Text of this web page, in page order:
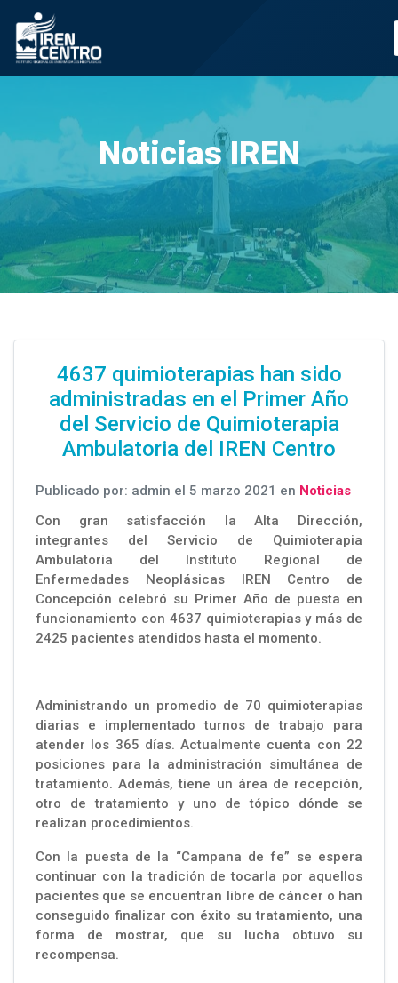
Prueba
Noticias IREN
4637 quimioterapias han sido
administradas en el Primer Año
del Servicio de Quimioterapia
Ambulatoria del IREN Centro
Publicado por: admin el 5 marzo 2021 en Noticias
Con gran satisfacción la Alta Dirección,
integrantes del Servicio de Quimioterapia
Ambulatoria del Instituto Regional de
Enfermedades Neoplásicas IREN Centro de
Concepción celebró su Primer Año de puesta en
funcionamiento con 4637 quimioterapias y más de
2425 pacientes atendidos hasta el momento.
Administrando un promedio de 70 quimioterapias
diarias e implementado turnos de trabajo para
atender los 365 días. Actualmente cuenta con 22
posiciones para la administración simultánea de
tratamiento. Además, tiene un área de recepción,
otro de tratamiento y uno de tópico dónde se
realizan procedimientos.
Con la puesta de la “Campana de fe” se espera
continuar con la tradición de tocarla por aquellos
pacientes que se encuentran libre de cáncer o han
conseguido finalizar con éxito su tratamiento, una
forma de mostrar, que su lucha obtuvo su
recompensa.